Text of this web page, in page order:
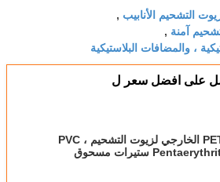
التشحيم الأنابيب ,
آمنة ,
، والمضافات البلاستيكية
على افضل سعر ل
PETS الخارجي لزيوت التشحيم PVC ،
Pentaerythrityl ستيرات مسحوق